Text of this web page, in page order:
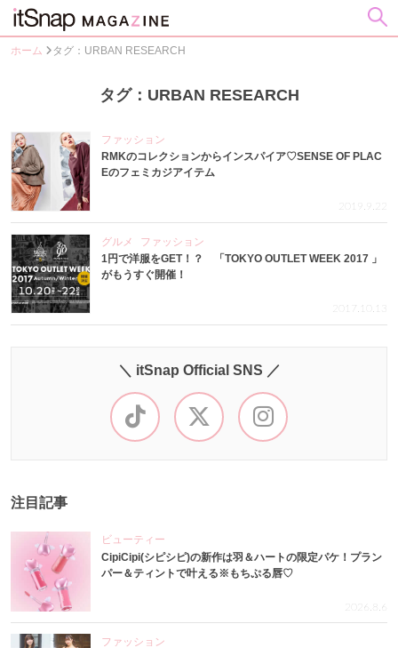
ホーム タグ：URBAN RESEARCH
タグ：URBAN RESEARCH
ファッション
RMKのコレクションからインスパイア♡SENSE OF PLAC
Eのフェミカジアイテム
2019.9.22
グルメ
ファッション
1円で洋服をGET！？ 「TOKYO OUTLET WEEK 2017 」
がもうすぐ開催！
2017.10.13
＼ itSnap Official SNS ／
注目記事
ビューティー
CipiCipi(シピシピ)の新作は羽＆ハートの限定パケ！プラン
パー＆ティントで叶える※もちぷる唇♡
2026.8.6
ファッション